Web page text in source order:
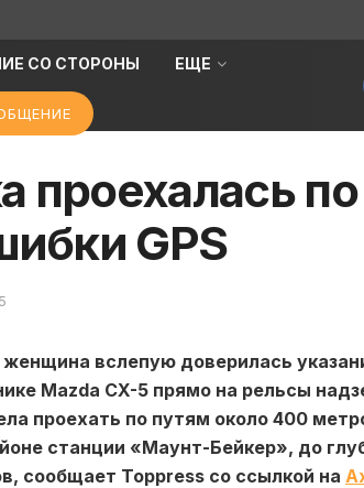
СО СТОРОНЫ ЕЩЕ
проехалась
GPS
вслепую доверилась
Mazda CX-5 прямо на рельсы
проехать по путям около 400
станции «Маунт-Бейкер», до
сообщает Toppress со ссылкой на